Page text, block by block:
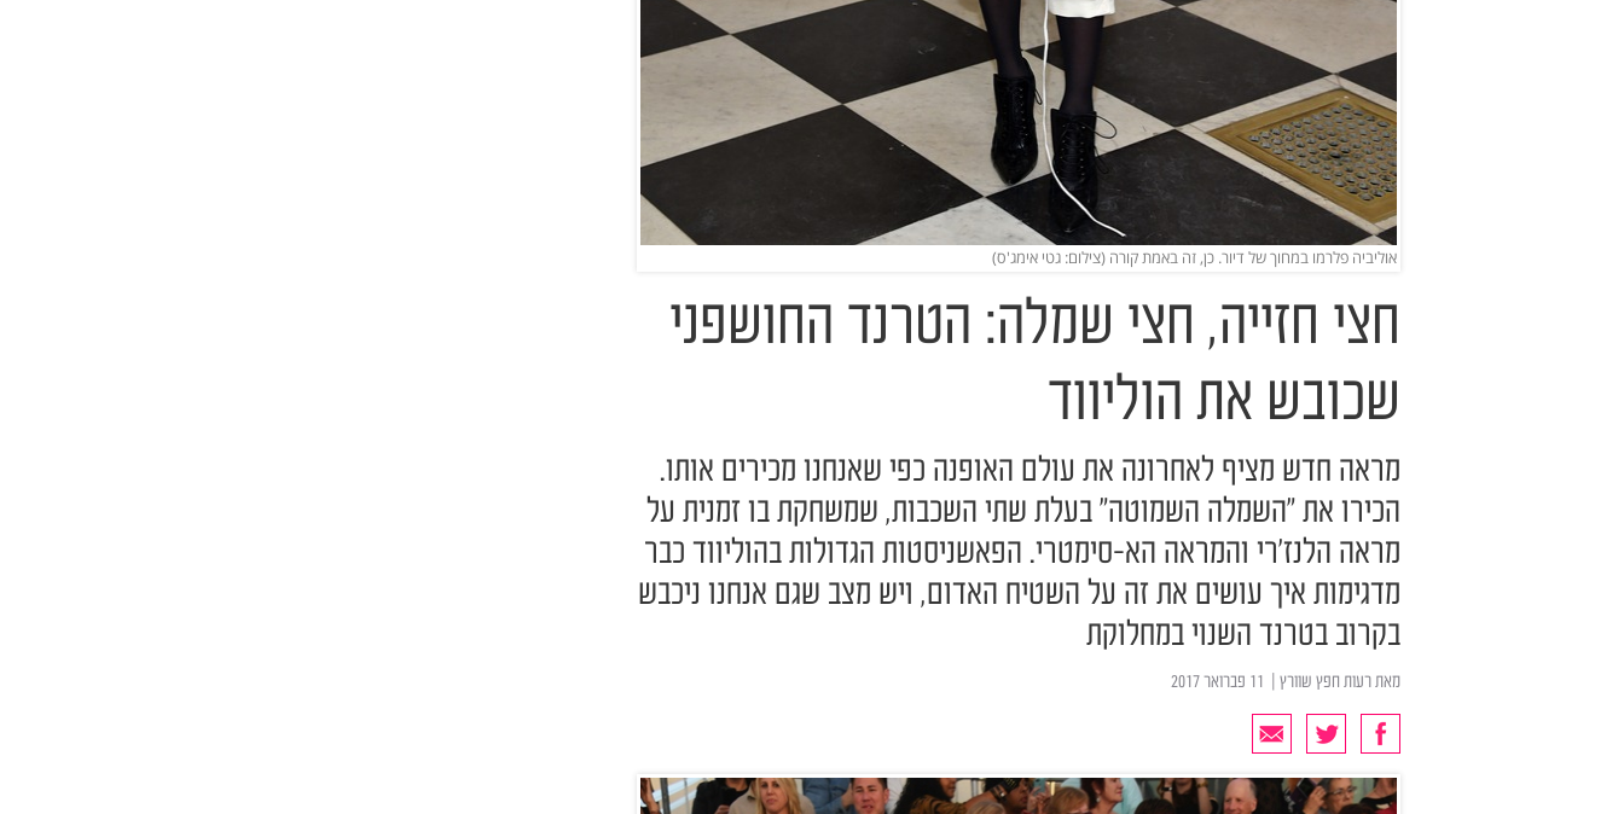
אוליביה פלרמו במחוך של דיור. כן, זה באמת קורה (צילום: גטי אימג'ס)
חצי חזייה, חצי שמלה: הטרנד החושפני
שכובש את הוליווד
מראה חדש מציף לאחרונה את עולם האופנה כפי שאנחנו מכירים אותו.
הכירו את "השמלה השמוטה" בעלת שתי השכבות, שמשחקת בו זמנית על
מראה הלנז'רי והמראה הא-סימטרי. הפאשניסטות הגדולות בהוליווד כבר
מדגימות איך עושים את זה על השטיח האדום, ויש מצב שגם אנחנו ניכבש
בקרוב בטרנד השנוי במחלוקת
מאתרעות חפץ שוורץ